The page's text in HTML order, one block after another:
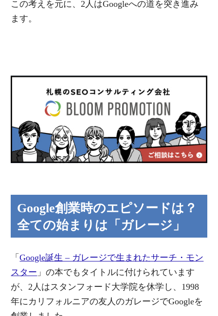
この考えを元に、2人はGoogleへの道を突き進み
ます。
Google創業時のエピソードは？
全ての始まりは「ガレージ」
「Google誕生 – ガレージで生まれたサーチ・モン
スター 」の本でもタイトルに付けられています
が、2人はスタンフォード大学院を休学し、1998
年にカリフォルニアの友人のガレージでGoogleを